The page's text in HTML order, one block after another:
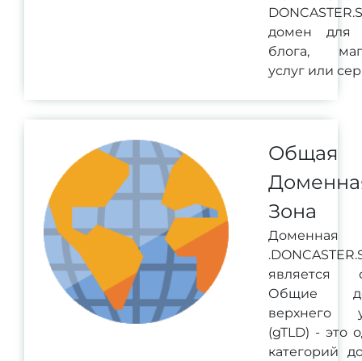
домен для
блога,
услуг или
Общая
Зона
Доменная
является
Общие
верхнего
(gTLD) - это
категорий